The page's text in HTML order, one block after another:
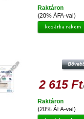
(20% ÁFA-val)
Raktáron
2 615 Ft
(20% ÁFA-val)
Raktáron